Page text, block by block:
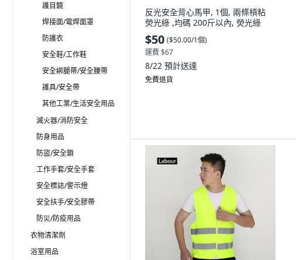
護目鏡
焊接面/電焊面罩
防護衣
安全鞋/工作鞋
安全綁腿帶/安全腰帶
護具/安全帶
其他工業/生活安全用品
滅火器/消防安全
防身用品
防盜/安全鎖
工作手套/安全手套
安全標誌/警示燈
安全扶手/安全膠帶
防災/防疫用品
衣物清潔劑
浴室用品
反光安全背心馬甲, 1個, 兩條槓粘
熒光綠 ,均碼 200斤以內, 熒光綠
$50 ($50.00/1個)
運費 $67
8/22 預計送達
免費退貨